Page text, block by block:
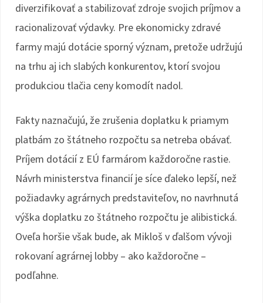
diverzifikovať a stabilizovať zdroje svojich príjmov a
racionalizovať výdavky. Pre ekonomicky zdravé
farmy majú dotácie sporný význam, pretože udržujú
na trhu aj ich slabých konkurentov, ktorí svojou
produkciou tlačia ceny komodít nadol.
Fakty naznačujú, že zrušenia doplatku k priamym
platbám zo štátneho rozpočtu sa netreba obávať.
Príjem dotácií z EÚ farmárom každoročne rastie.
Návrh ministerstva financií je síce ďaleko lepší, než
požiadavky agrárnych predstaviteľov, no navrhnutá
výška doplatku zo štátneho rozpočtu je alibistická.
Oveľa horšie však bude, ak Mikloš v ďalšom vývoji
rokovaní agrárnej lobby – ako každoročne –
podľahne.